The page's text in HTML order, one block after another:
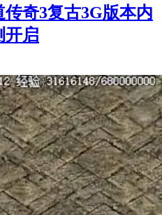
传奇3复古3G版本内
开启